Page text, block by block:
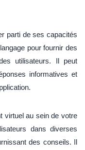
parti de ses capacités
pour fournir des
utilisateurs. Il peut
informatives et
virtuel au sein de votre
dans diverses
des conseils. Il